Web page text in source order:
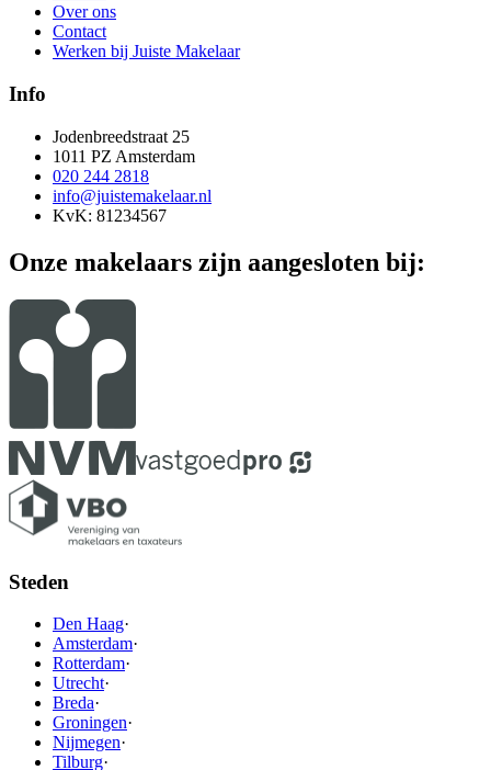
Over ons
Contact
Werken bij Juiste Makelaar
Info
Jodenbreedstraat 25
1011 PZ Amsterdam
020 244 2818
info@juistemakelaar.nl
KvK: 81234567
Onze makelaars zijn aangesloten bij:
Steden
Den Haag·
Amsterdam·
Rotterdam·
Utrecht·
Breda·
Groningen·
Nijmegen·
Tilburg·